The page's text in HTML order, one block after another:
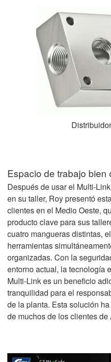
Espacio de trabajo
Después de usar el Multi-
en su taller, Roy presentó
clientes en el Medio Oeste,
producto clave para sus
cuatro mangueras distintas,
herramientas
organizadas. Con la
entorno actual, la tecnología
Multi-Link es un beneficio
tranquilidad para el
de la planta. Esta solución
de muchos de los clientes de